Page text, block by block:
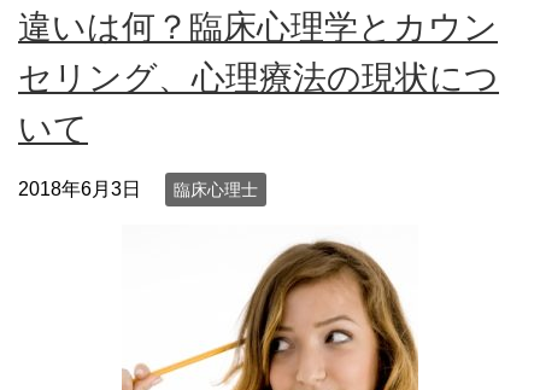
違いは何？臨床心理学とカウン
セリング、心理療法の現状につ
いて
2018年6月3日 臨床心理士